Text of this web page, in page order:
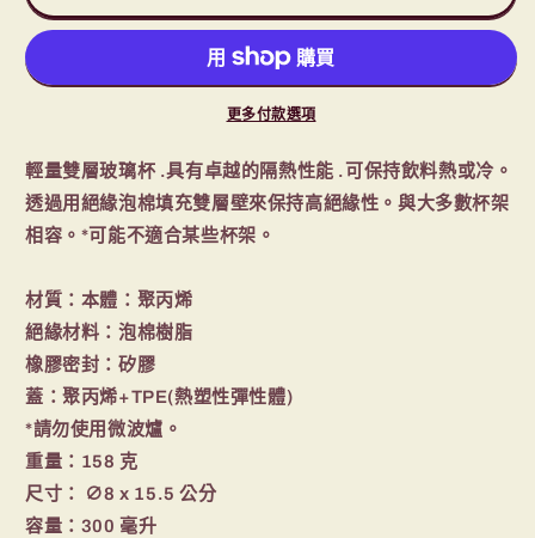
暖
300
量
減
少
暖
300
#1124559
量
增
加
更多付款選項
輕量雙層玻璃杯 .具有卓越的隔熱性能 .可保持飲料熱或冷。
透過用絕緣泡棉填充雙層壁來保持高絕緣性。與大多數杯架
相容。*可能不適合某些杯架。
材質：本體：聚丙烯
絕緣材料：泡棉樹脂
橡膠密封：矽膠
蓋：聚丙烯+TPE(熱塑性彈性體)
*請勿使用微波爐。
重量：158 克
尺寸： ∅8 x 15.5 公分
容量：300 毫升